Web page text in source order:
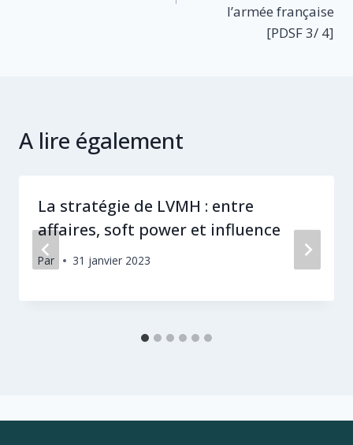
l’armée française
[PDSF 3/ 4]
A lire également
La stratégie de LVMH : entre
affaires, soft power et influence
Par 31 janvier 2023